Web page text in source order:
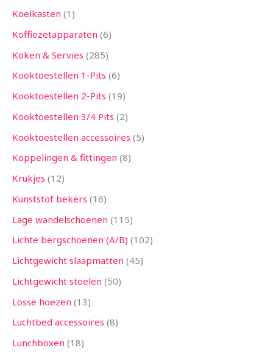
Koelkasten 1
Koffiezetapparaten 6
Koken & Servies 285
Kooktoestellen 1-Pits 6
Kooktoestellen 2-Pits 19
Kooktoestellen 3/4 Pits 2
Kooktoestellen accessoires 5
Koppelingen & fittingen 8
Krukjes 12
Kunststof bekers 16
Lage wandelschoenen 115
Lichte bergschoenen (A/B) 102
Lichtgewicht slaapmatten 45
Lichtgewicht stoelen 50
Losse hoezen 13
Luchtbed accessoires 8
Lunchboxen 18